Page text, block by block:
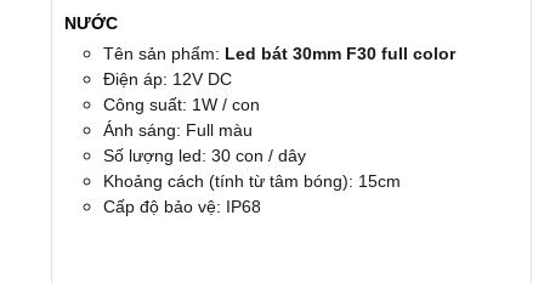
NƯỚC
Tên sản phẩm: Led bát 30mm F30 full color
Điện áp: 12V DC
Công suất: 1W / con
Ánh sáng: Full màu
Số lượng led: 30 con / dây
Khoảng cách (tính từ tâm bóng): 15cm
Cấp độ bảo vệ: IP68